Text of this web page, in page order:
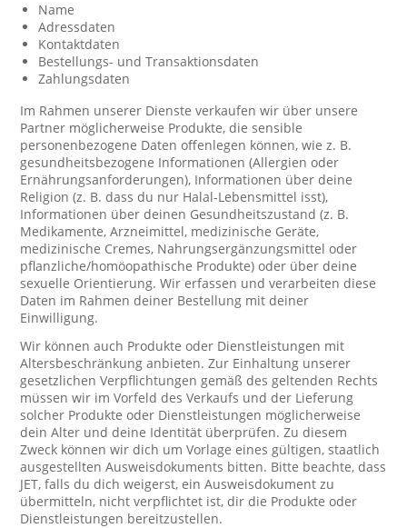
Name
Adressdaten
Kontaktdaten
Bestellungs- und Transaktionsdaten
Zahlungsdaten
Im Rahmen unserer Dienste verkaufen wir über unsere
Partner möglicherweise Produkte, die sensible
personenbezogene Daten offenlegen können, wie z. B.
gesundheitsbezogene Informationen (Allergien oder
Ernährungsanforderungen), Informationen über deine
Religion (z. B. dass du nur Halal-Lebensmittel isst),
Informationen über deinen Gesundheitszustand (z. B.
Medikamente, Arzneimittel, medizinische Geräte,
medizinische Cremes, Nahrungsergänzungsmittel oder
pflanzliche/homöopathische Produkte) oder über deine
sexuelle Orientierung. Wir erfassen und verarbeiten diese
Daten im Rahmen deiner Bestellung mit deiner
Einwilligung.
Wir können auch Produkte oder Dienstleistungen mit
Altersbeschränkung anbieten. Zur Einhaltung unserer
gesetzlichen Verpflichtungen gemäß des geltenden Rechts
müssen wir im Vorfeld des Verkaufs und der Lieferung
solcher Produkte oder Dienstleistungen möglicherweise
dein Alter und deine Identität überprüfen. Zu diesem
Zweck können wir dich um Vorlage eines gültigen, staatlich
ausgestellten Ausweisdokuments bitten. Bitte beachte, dass
JET, falls du dich weigerst, ein Ausweisdokument zu
übermitteln, nicht verpflichtet ist, dir die Produkte oder
Dienstleistungen bereitzustellen.